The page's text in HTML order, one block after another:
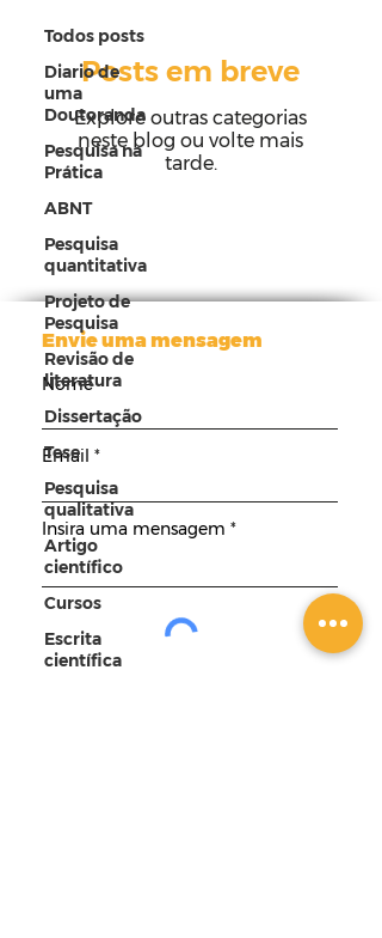
Todos posts
Diario de
uma
Doutoranda
Pesquisa na
Prática
ABNT
Pesquisa
quantitativa
Projeto de
Pesquisa
Revisão de
literatura
Dissertação
Tese
Pesquisa
qualitativa
Artigo
científico
Cursos
Escrita
científica
Posts em breve
Explore outras categorias
neste blog ou volte mais
tarde.
Envie uma mensagem
Nome
Email
Insira uma mensagem